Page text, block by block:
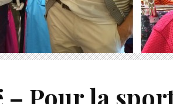
– Pour la